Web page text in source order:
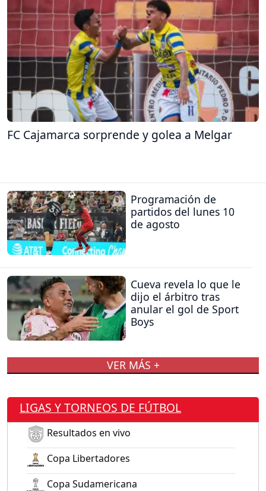
FC Cajamarca sorprende y golea a Melgar
Programación de
partidos del lunes 10
de agosto
Cueva revela lo que le
dijo el árbitro tras
anular el gol de Sport
Boys
VER MÁS +
LIGAS Y TORNEOS DE FÚTBOL
Resultados en vivo
Copa Libertadores
Copa Sudamericana